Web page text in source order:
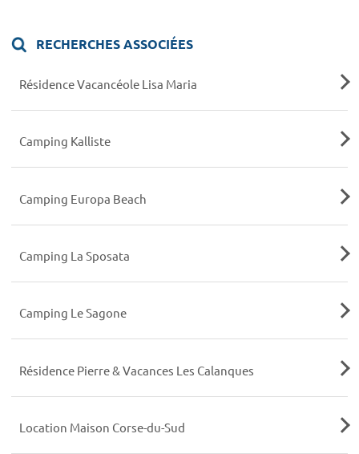
RECHERCHES ASSOCIÉES
Résidence Vacancéole Lisa Maria
Camping Kalliste
Camping Europa Beach
Camping La Sposata
Camping Le Sagone
Résidence Pierre & Vacances Les Calanques
Location Maison Corse-du-Sud